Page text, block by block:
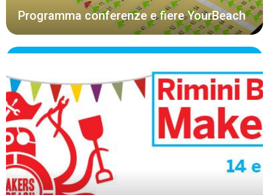
Programma conferenze e fiere YourBeach
14-11-2015